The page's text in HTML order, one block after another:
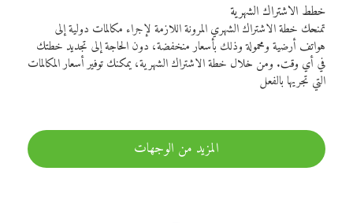
خطط الاشتراك الشهرية
تمنحك خطة الاشتراك الشهري المرونة اللازمة لإجراء مكالمات دولية إلى
هواتف أرضية ومحمولة وذلك بأسعار منخفضة، دون الحاجة إلى تجديد خطتك
في أي وقت. ومن خلال خطة الاشتراك الشهرية، يمكنك توفير أسعار المكالمات
التي تجريها بالفعل
المزيد من الوجهات